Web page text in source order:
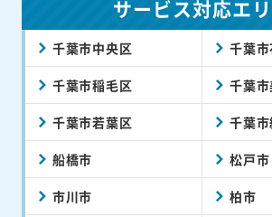
サービス対応エ
千葉市中央区 千葉
千葉市稲毛区 千葉
千葉市若葉区 千葉
船橋市 松戸市
市川市 柏市